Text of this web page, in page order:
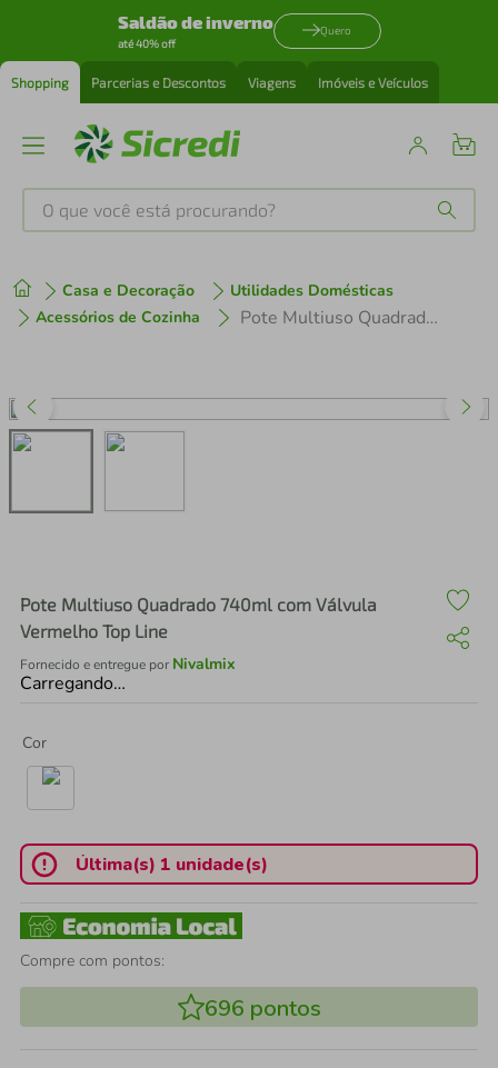
Saldão de inverno
até 40% off
Quero
Shopping Parcerias e Descontos Viagens Imóveis e Veículos
O que você está procurando?
Casa e Decoração
Utilidades Domésticas
Acessórios de Cozinha
Pote Multiuso Quadrado 740ml com Válvula Vermelho Top Line
Pote Multiuso Quadrado 740ml com Válvula
Vermelho Top Line
Fornecido e entregue por Nivalmix
Carregando…
Cor
Última(s) 1 unidade(s)
Compre com pontos:
696 pontos
1º tenis
3º perfume